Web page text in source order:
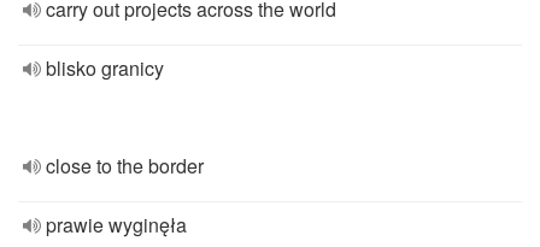
carry out projects across the world
blisko granicy
close to the border
prawie wyginęła